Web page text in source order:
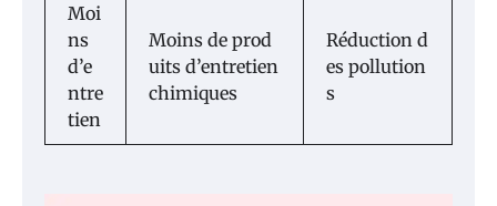
Moi
ns
d’e
ntre
tien
Moins de prod
uits d’entretien
chimiques
Réduction d
es pollution
s